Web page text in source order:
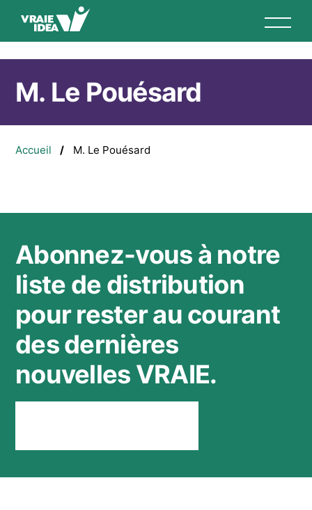
M. Le Pouésard
d'Ariane
Accueil M. Le Pouésard
Abonnez-vous à notre
liste de distribution
pour rester au courant
des dernières
nouvelles VRAIE.